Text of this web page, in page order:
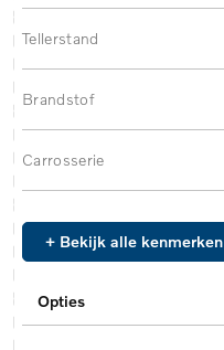
Tellerstand
Brandstof
Carrosserie
+ Bekijk alle kenmerken
Opties